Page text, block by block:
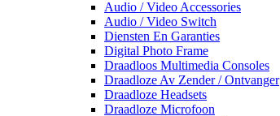
Audio / Video Accessories
Audio / Video Switch
Diensten En Garanties
Digital Photo Frame
Draadloos Multimedia Consoles
Draadloze Av Zender / Ontvanger
Draadloze Headsets
Draadloze Microfoon